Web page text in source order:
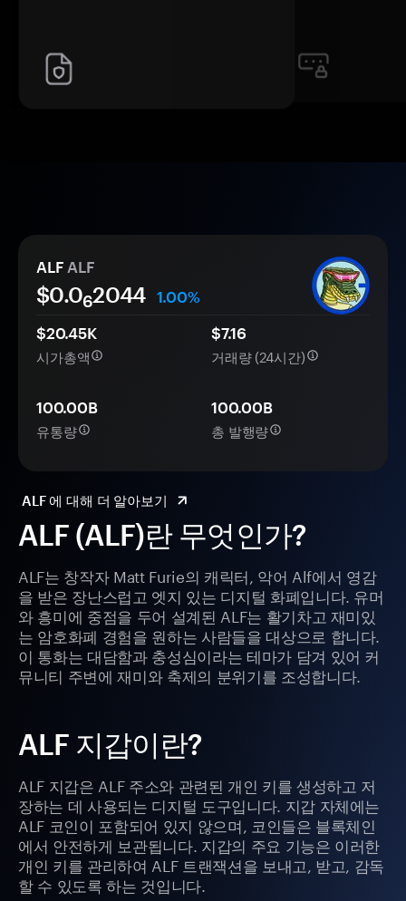
ALF (ALF)란 무엇인가?
ALF는 창작자 Matt Furie의 캐릭터, 악어 Alf에서 영감
을 받은 장난스럽고 엣지 있는 디지털 화폐입니다. 유머
와 흥미에 중점을 두어 설계된 ALF는 활기차고 재미있
는 암호화폐 경험을 원하는 사람들을 대상으로 합니다.
이 통화는 대담함과 충성심이라는 테마가 담겨 있어 커
뮤니티 주변에 재미와 축제의 분위기를 조성합니다.
ALF 지갑이란?
ALF 지갑은 ALF 주소와 관련된 개인 키를 생성하고 저
장하는 데 사용되는 디지털 도구입니다. 지갑 자체에는
ALF 코인이 포함되어 있지 않으며, 코인들은 블록체인
에서 안전하게 보관됩니다. 지갑의 주요 기능은 이러한
개인 키를 관리하여 ALF 트랜잭션을 보내고, 받고, 감독
할 수 있도록 하는 것입니다.
ALF ALF
$0.062044
1.00%
$20.45K
시가총액
$7.16
거래량 (24시간)
100.00B
유통량
100.00B
총 발행량
ALF 에 대해 더 알아보기